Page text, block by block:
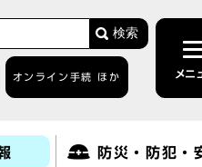
検索
オンライン手続 ほか メニ
防災・防犯・